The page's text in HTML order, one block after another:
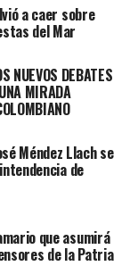
a caer sobre
del Mar
NUEVOS DEBATES
MIRADA
Méndez Llach se
de
que asumirá
de la Patria